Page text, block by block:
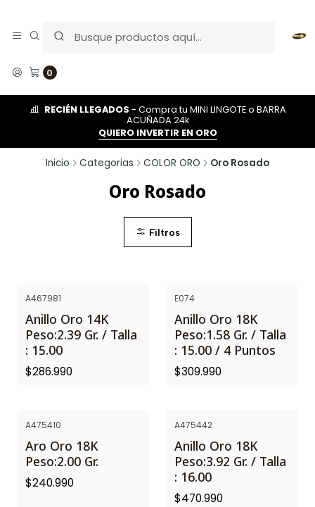
0
RECIÉN LLEGADOS - Compra tu MINI LINGOTE o BARRA
ACUÑADA 24k
QUIERO INVERTIR EN ORO
Inicio Categorias COLOR ORO Oro Rosado
Oro Rosado
Filtros
A467981
Anillo Oro 14K
Peso:2.39 Gr. / Talla
: 15.00
$286.990
E074
Anillo Oro 18K
Peso:1.58 Gr. / Talla
: 15.00 / 4 Puntos
$309.990
A475410
Aro Oro 18K
Peso:2.00 Gr.
$240.990
A475442
Anillo Oro 18K
Peso:3.92 Gr. / Talla
: 16.00
$470.990